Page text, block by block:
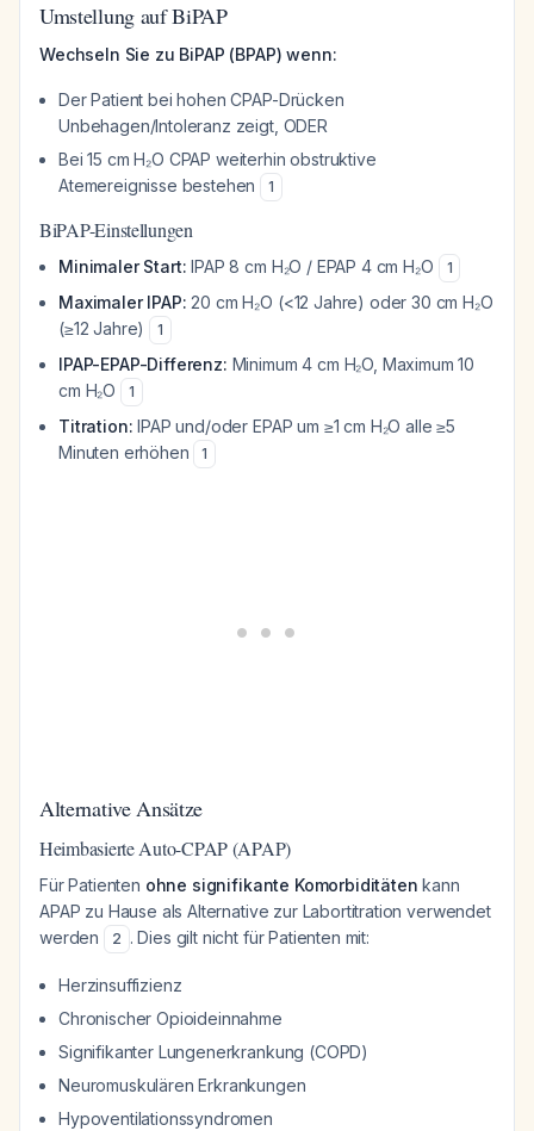
Umstellung auf BiPAP
Wechseln Sie zu BiPAP (BPAP) wenn:
Der Patient bei hohen CPAP-Drücken
Unbehagen/Intoleranz zeigt, ODER
Bei 15 cm H₂O CPAP weiterhin obstruktive
Atemereignisse bestehen
1
BiPAP-Einstellungen
Minimaler Start: IPAP 8 cm H₂O / EPAP 4 cm H₂O 1
Maximaler IPAP: 20 cm H₂O (<12 Jahre) oder 30 cm H₂O
(≥12 Jahre)
1
IPAP-EPAP-Differenz: Minimum 4 cm H₂O, Maximum 10
cm H₂O
1
Titration: IPAP und/oder EPAP um ≥1 cm H₂O alle ≥5
Minuten erhöhen
1
Alternative Ansätze
Heimbasierte Auto-CPAP (APAP)
Für Patienten ohne signifikante Komorbiditäten kann
APAP zu Hause als Alternative zur Labortitration verwendet
werden
2 . Dies gilt nicht für Patienten mit:
Herzinsuffizienz
Chronischer Opioideinnahme
Signifikanter Lungenerkrankung (COPD)
Neuromuskulären Erkrankungen
Hypoventilationssyndromen